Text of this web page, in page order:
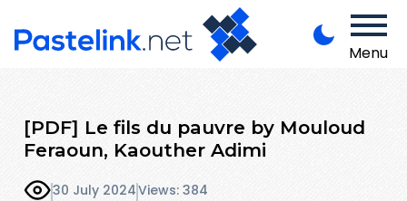
Menu
[PDF] Le fils du pauvre by Mouloud
Feraoun, Kaouther Adimi
30 July 2024Views: 384